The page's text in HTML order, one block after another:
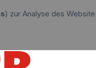
) zur Analyse des